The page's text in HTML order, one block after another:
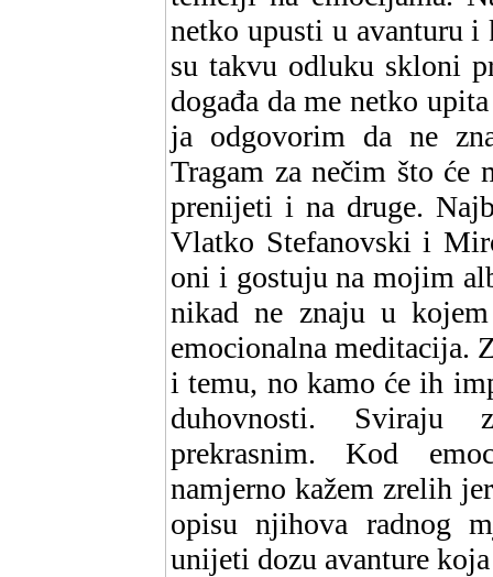
netko upusti u avanturu
su takvu odluku skloni
događa da me netko
ja odgovorim da ne
Tragam za nečim što će
prenijeti i na druge.
Vlatko Stefanovski i
oni i gostuju na mojim
nikad ne znaju u
emocionalna meditacija.
i temu, no kamo će ih
duhovnosti. Sviraju
prekrasnim. Kod
namjerno kažem zrelih
opisu njihova radnog
unijeti dozu avanture